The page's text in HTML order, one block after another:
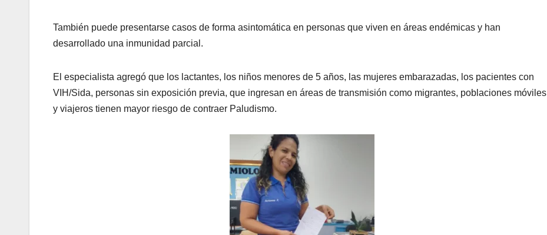
También puede presentarse casos de forma asintomática en personas que viven en áreas endémicas y han
desarrollado una inmunidad parcial.
El especialista agregó que los lactantes, los niños menores de 5 años, las mujeres embarazadas, los pacientes con
VIH/Sida, personas sin exposición previa, que ingresan en áreas de transmisión como migrantes, poblaciones móviles
y viajeros tienen mayor riesgo de contraer Paludismo.